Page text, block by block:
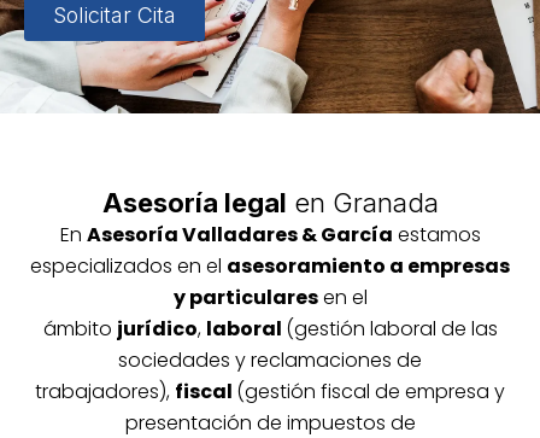
Solicitar Cita
Asesoría legal en Granada
En AsesoríaValladares & García estamos
especializados en el asesoramiento a empresas
y particularesen el
ámbito jurídico, laboral (gestión laboral de las
sociedades y reclamaciones de
trabajadores), fiscal (gestión fiscal de empresa y
presentación de impuestos de